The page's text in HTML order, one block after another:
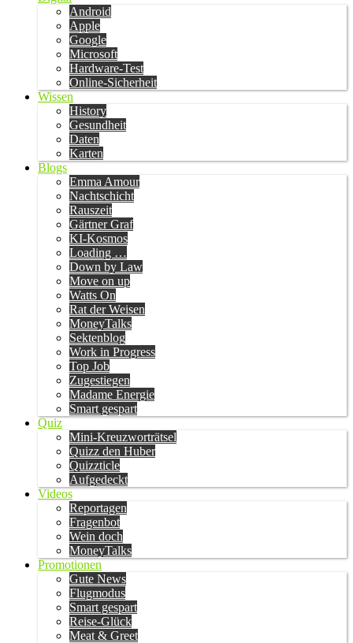
Android
Apple
Google
Microsoft
Hardware-Test
Online-Sicherheit
Wissen
History
Gesundheit
Daten
Karten
Blogs
Emma Amour
Nachtschicht
Rauszeit
Gärtner Graf
KI-Kosmos
Loading …
Down by Law
Move on up
Watts On
Rat der Weisen
MoneyTalks
Sektenblog
Work in Progress
Top Job
Zugestiegen
Madame Energie
Smart gespart
Quiz
Mini-Kreuzworträtsel
Quizz den Huber
Quizzticle
Aufgedeckt
Videos
Reportagen
Fragenbot
Wein doch
MoneyTalks
Promotionen
Gute News
Flugmodus
Smart gespart
Reise-Glück
Meat & Greet